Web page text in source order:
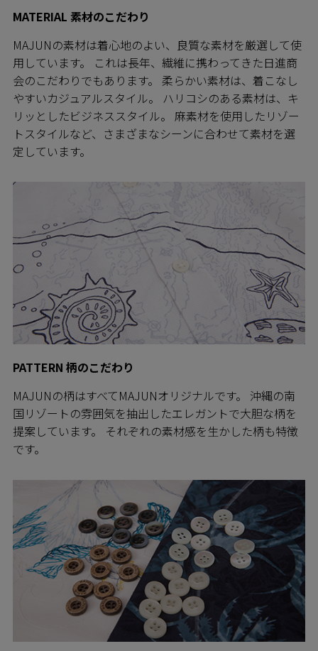
MATERIAL 素材のこだわり
MAJUNの素材は着心地のよい、良質な素材を厳選して使
用しています。 これは長年、繊維に携わってきた日進商
会のこだわりでもあります。 柔らかい素材は、着こなし
やすいカジュアルスタイル。 ハリコシのある素材は、キ
リッとしたビジネススタイル。 麻素材を使用したリゾー
トスタイルなど、さまざまなシーンに合わせて素材を選
定しています。
PATTERN 柄のこだわり
MAJUNの柄はすべてMAJUNオリジナルです。 沖縄の南
国リゾートの雰囲気を抽出したエレガントで大胆な柄を
提案しています。 それぞれの素材感を生かした柄も特徴
です。